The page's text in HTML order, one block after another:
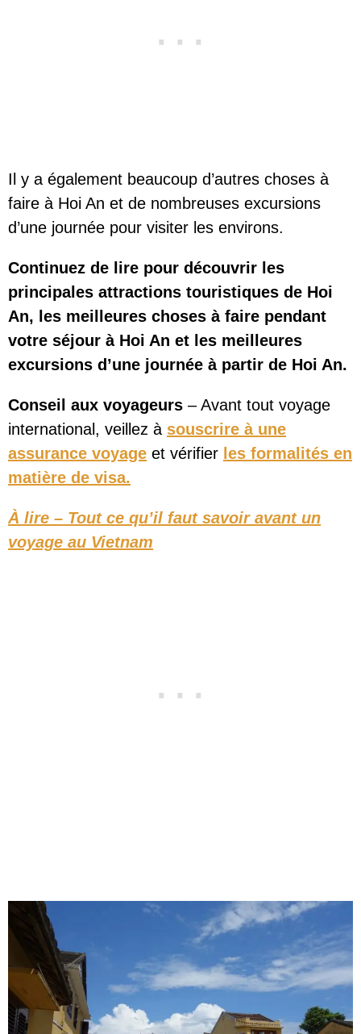
Il y a également beaucoup d’autres choses à
faire à Hoi An et de nombreuses excursions
d’une journée pour visiter les environs.
Continuez de lire pour découvrir les
principales attractions touristiques de Hoi
An, les meilleures choses à faire pendant
votre séjour à Hoi An et les meilleures
excursions d’une journée à partir de Hoi An.
Conseil aux voyageurs – Avant tout voyage
international, veillez à souscrire à une
assurance voyage et vérifier les formalités en
matière de visa.
À lire – Tout ce qu’il faut savoir avant un
voyage au Vietnam